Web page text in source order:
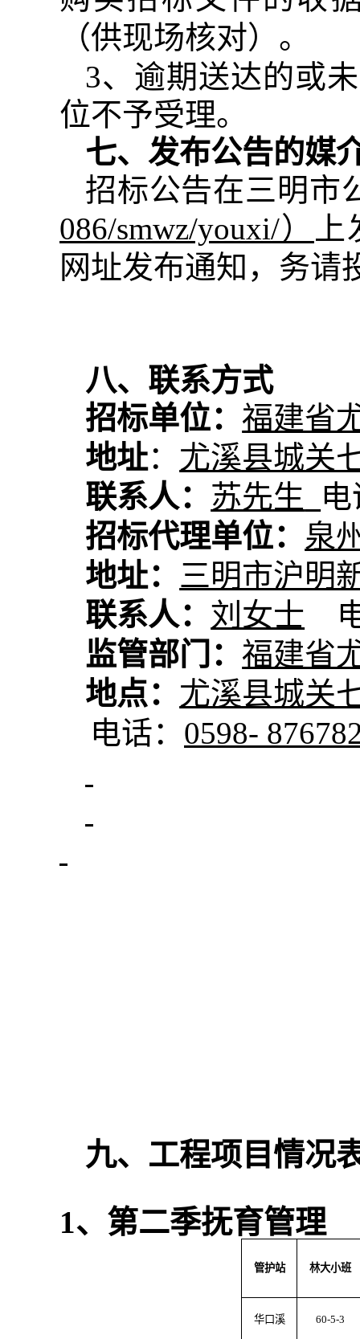
（供现场核对）。
3、逾期送达的或
位不予受理。
七、发布公告的媒
招标公告在三明市
086/smwz/youxi/）
网址发布通知，务请
八、联系方式
招标单位： 福建省
地址： 尤溪县城关
联系人： 苏先生
招标代理单位： 泉
地址： 三明市沪明
联系人： 刘女士
监管部门： 福建省
地点： 尤溪县城关
电话： 0598-
九、工程项目情况
1、第二季抚育管理
管护站 林大小班
华口溪 60-5-3